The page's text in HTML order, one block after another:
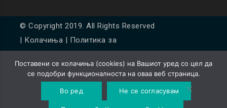
© Copyright 2019. All Rights Reserved
| Колачиња | Политика за
Developed byUnet
Поставени се колачиња (cookies) на Вашиот уред со цел да
се подобри функционалноста на оваа веб страница.
Во ред Не се согласувам